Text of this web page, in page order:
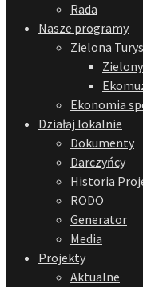
Rada
Nasze programy
Zielona
Ekonomia
Działaj lokalnie
Dokumenty
Darczyńcy
Historia
RODO
Generator
Media
Projekty
Aktualne